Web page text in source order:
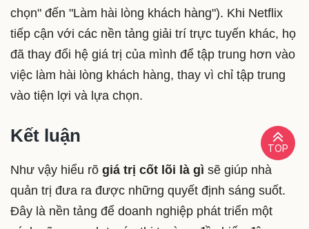
chọn" đến "Làm hài lòng khách hàng"). Khi Netflix
tiếp cận với các nền tảng giải trí trực tuyến khác, họ
đã thay đổi hệ giá trị của mình để tập trung hơn vào
việc làm hài lòng khách hàng, thay vì chỉ tập trung
vào tiện lợi và lựa chọn.
Kết luận
Như vậy hiểu rõ giá trị cốt lõi là gì sẽ giúp nhà
quản trị đưa ra được những quyết định sáng suốt.
Đây là nền tảng để doanh nghiệp phát triển một
TOP